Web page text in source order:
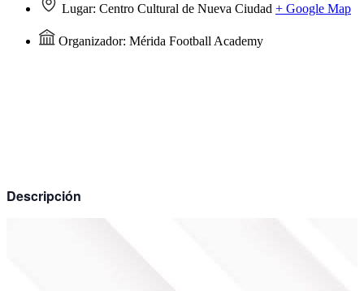
Lugar: Centro Cultural de Nueva Ciudad + Google Map
Organizador: Mérida Football Academy
Descripción